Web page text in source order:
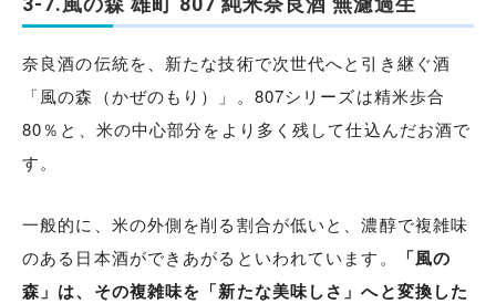
奈良酒の伝統を、新たな技術で次世代へと引き継ぐ酒
「風の森（かぜのもり）」。807シリーズは精米歩合
80％と、米の中心部分をより多く残して仕込んだお酒で
す。
一般的に、米の外側を削る割合が低いと、濃醇で複雑味
のある日本酒ができあがるといわれています。
「風の
森」は、その複雑味を「新たな美味しさ」へと変換した